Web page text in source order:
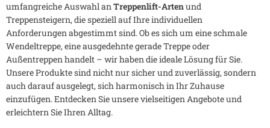
umfangreiche Auswahl anTreppenlift-Artenund
Treppensteigern, die speziell auf Ihre individuellen
Anforderungen abgestimmt sind. Ob es sich um eine schmale
Wendeltreppe, eine ausgedehnte gerade Treppe oder
Außentreppen handelt – wir haben die ideale Lösung für Sie.
Unsere Produkte sind nicht nur sicher und zuverlässig, sondern
auch darauf ausgelegt, sich harmonisch in Ihr Zuhause
einzufügen. Entdecken Sie unsere vielseitigen Angebote und
erleichtern Sie Ihren Alltag.